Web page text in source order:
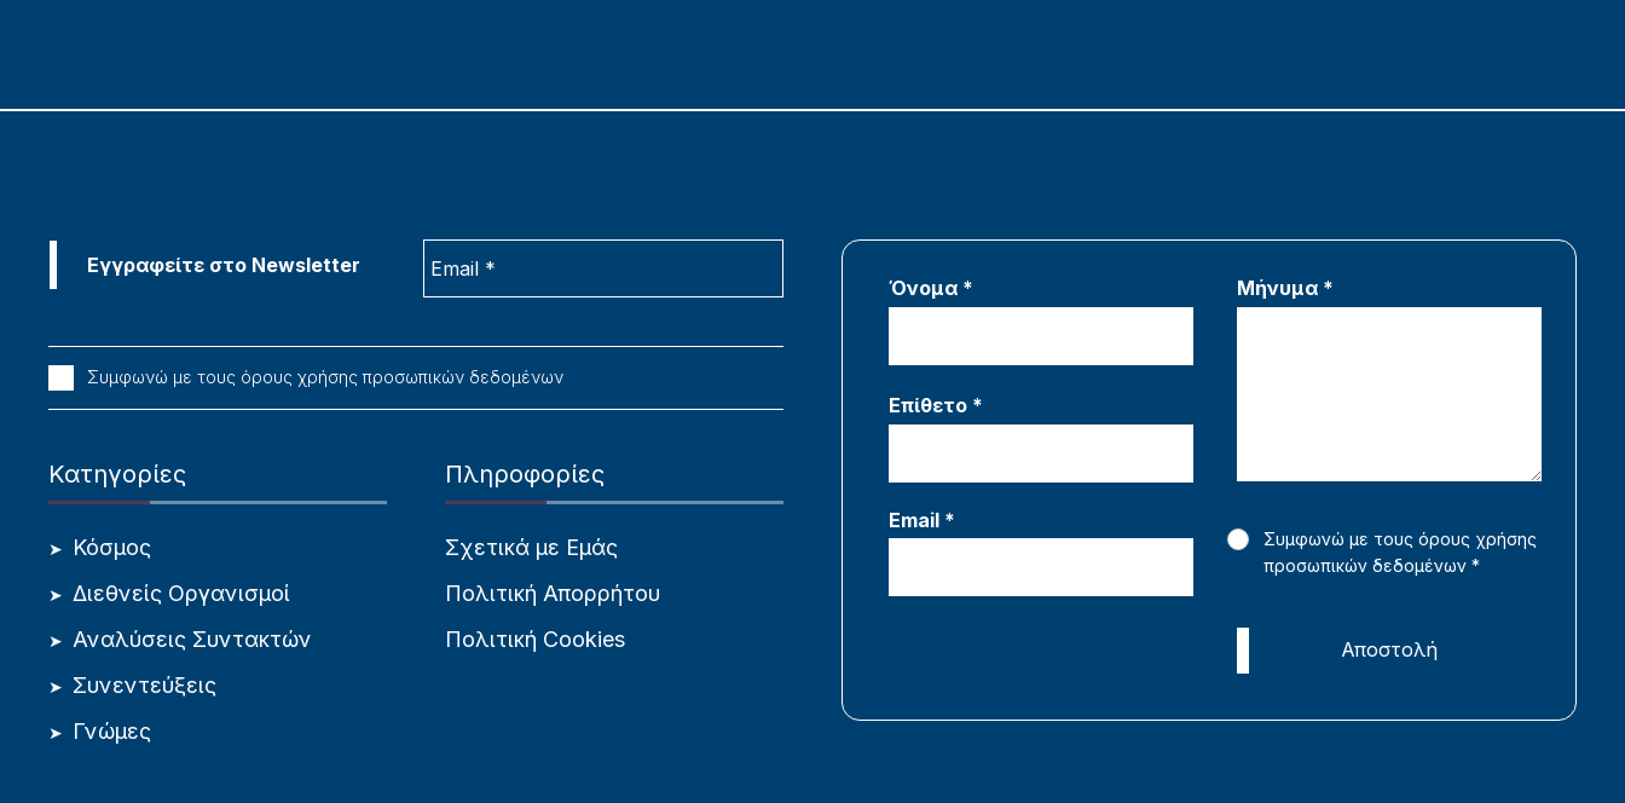
Συμφωνώ με τους όρους χρήσης προσωπικών δεδομένων
Κατηγορίες
Κόσμος
Διεθνείς Οργανισμοί
Αναλύσεις Συντακτών
Συνεντεύξεις
Γνώμες
Πληροφορίες
Σχετικά με Εμάς
Πολιτική Απορρήτου
Πολιτική Cookies
Όνομα *
Επίθετο *
Email *
Μήνυμα *
Συμφωνώ με τους όρους χρήσης
προσωπικών δεδομένων *
Αποστολή